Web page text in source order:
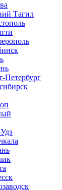
Тагил
Петербург